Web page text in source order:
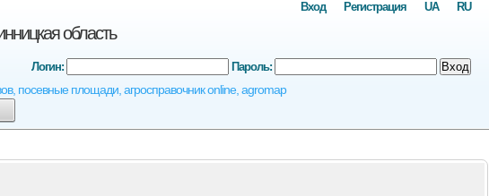
область
посевные площади, агросправочник online, agromap
RU
UA
Регистрация
Вход
Логин: Пароль: Вход